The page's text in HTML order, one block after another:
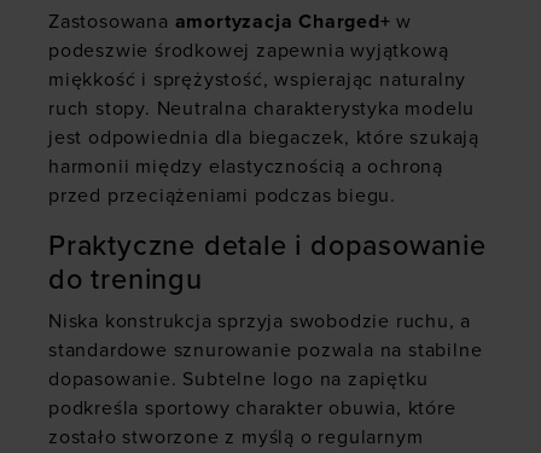
Zastosowana amortyzacja Charged+ w
podeszwie środkowej zapewnia wyjątkową
miękkość i sprężystość, wspierając naturalny
ruch stopy. Neutralna charakterystyka modelu
jest odpowiednia dla biegaczek, które szukają
harmonii między elastycznością a ochroną
przed przeciążeniami podczas biegu.
Praktyczne detale i dopasowanie
do treningu
Niska konstrukcja sprzyja swobodzie ruchu, a
standardowe sznurowanie pozwala na stabilne
dopasowanie. Subtelne logo na zapiętku
podkreśla sportowy charakter obuwia, które
zostało stworzone z myślą o regularnym